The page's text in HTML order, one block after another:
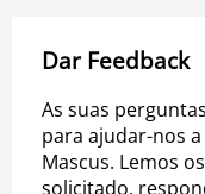
Dar Feedback
As suas
para ajudar-nos
Mascus. Lemos
solicitado,